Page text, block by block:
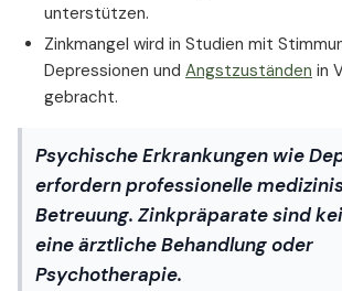
unterstützen.
Zinkmangel wird in Studien mit
Depressionen und Angstzuständen in
gebracht.
Psychische Erkrankungen wie
erfordern professionelle
Betreuung. Zinkpräparate sind
eine ärztliche Behandlung oder
Psychotherapie.